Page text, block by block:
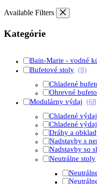
Available Filters
Kategórie
Bain-Marie - vodné
Bufetové stoly (8)
Chladené
Ohrevné
Modulárny výdaj
Chladené
Chladené
Dráhy a
Nadstavby s
Nadstavby so
Neutrálne stoly